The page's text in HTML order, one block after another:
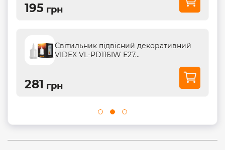
195 грн
Світильник підвісний декоративний
VIDEX VL-PD116IW Е27...
281 грн